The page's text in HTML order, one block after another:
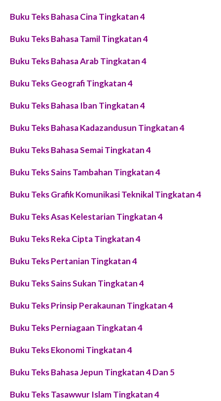
Buku Teks Bahasa Cina Tingkatan 4
Buku Teks Bahasa Tamil Tingkatan 4
Buku Teks Bahasa Arab Tingkatan 4
Buku Teks Geografi Tingkatan 4
Buku Teks Bahasa Iban Tingkatan 4
Buku Teks Bahasa Kadazandusun Tingkatan 4
Buku Teks Bahasa Semai Tingkatan 4
Buku Teks Sains Tambahan Tingkatan 4
Buku Teks Grafik Komunikasi Teknikal Tingkatan 4
Buku Teks Asas Kelestarian Tingkatan 4
Buku Teks Reka Cipta Tingkatan 4
Buku Teks Pertanian Tingkatan 4
Buku Teks Sains Sukan Tingkatan 4
Buku Teks Prinsip Perakaunan Tingkatan 4
Buku Teks Perniagaan Tingkatan 4
Buku Teks Ekonomi Tingkatan 4
Buku Teks Bahasa Jepun Tingkatan 4 Dan 5
Buku Teks Tasawwur Islam Tingkatan 4